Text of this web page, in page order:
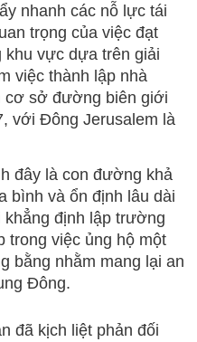
nhanh các nỗ lực tái
trọng của việc đạt
vực dựa trên giải
việc thành lập nhà
cơ sở đường biên giới
với Đông Jerusalem là
đây là con đường khả
bình và ổn định lâu dài
định lập trường
trong việc ủng hộ một
bằng nhằm mang lại an
Đông.
đã kịch liệt phản đối